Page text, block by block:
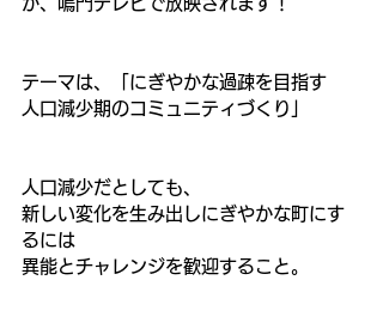
テーマは、「にぎやかな過疎を目指す
人口減少期のコミュニティづくり」
人口減少だとしても、
新しい変化を生み出しにぎやかな町にす
るには
異能とチャレンジを歓迎すること。